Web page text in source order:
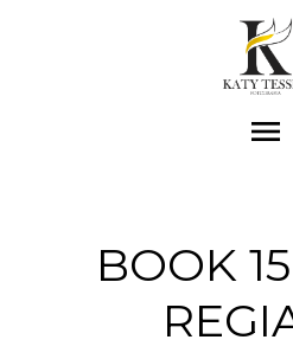
menu
BOOK